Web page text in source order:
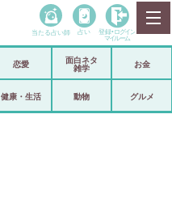
政治
当たる占い師 占い 登録• ログイン
マイルーム
恋愛
面白ネタ
雑学
お金
健康・生活 動物 グルメ